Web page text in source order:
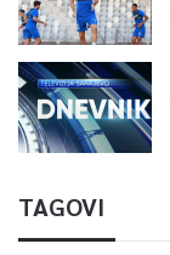
TAGOVI